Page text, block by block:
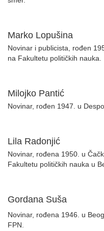
Marko Lopušina
Novinar i publicista, rođen
na Fakultetu političkih nauka.
Milojko Pantić
Novinar, rođen 1947. u
Lila Radonjić
Novinar, rođena 1950. u
Fakultetu političkih nauka u
Gordana Suša
Novinar, rođena 1946. u
FPN.